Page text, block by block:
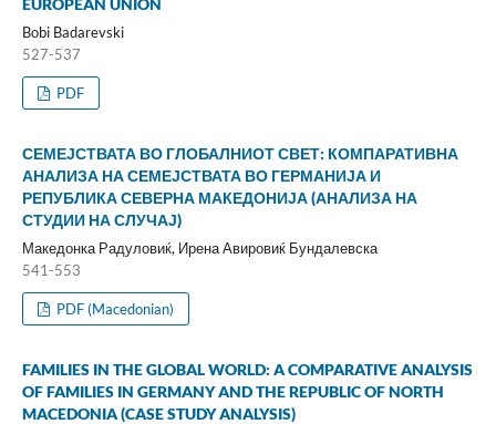
Bobi Badarevski
527-537
PDF
СЕМЕЈСТВАТА ВО ГЛОБАЛНИОТ СВЕТ: КОМПАРАТИВНА
АНАЛИЗА НА СЕМЕЈСТВАТА ВО ГЕРМАНИЈА И
РЕПУБЛИКА СЕВЕРНА МАКЕДОНИЈА (АНАЛИЗА НА
СТУДИИ НА СЛУЧАЈ)
Македонка Радуловиќ, Ирена Авировиќ Бундалевска
541-553
PDF (Macedonian)
FAMILIES IN THE GLOBAL WORLD: A COMPARATIVE ANALYSIS
OF FAMILIES IN GERMANY AND THE REPUBLIC OF NORTH
MACEDONIA (CASE STUDY ANALYSIS)